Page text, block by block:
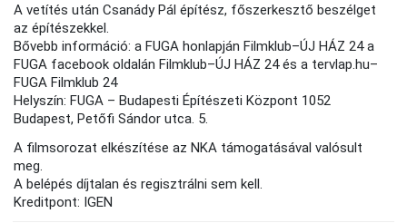
A vetítés után Csanády Pál építész, főszerkesztő beszélget
az építészekkel.
Bővebb információ: a FUGA honlapján Filmklub–ÚJ HÁZ 24 a
FUGA facebook oldalán Filmklub–ÚJ HÁZ 24 és a tervlap.hu–
FUGA Filmklub 24
Helyszín: FUGA – Budapesti Építészeti Központ 1052
Budapest, Petőfi Sándor utca. 5.
A filmsorozat elkészítése az NKA támogatásával valósult
meg.
A belépés díjtalan és regisztrálni sem kell.
Kreditpont: IGEN